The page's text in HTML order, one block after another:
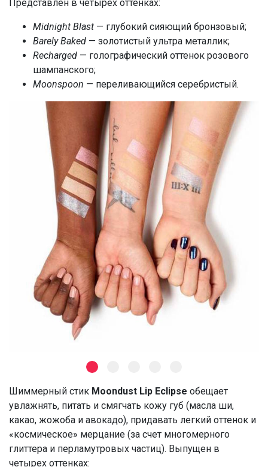
Представлен в четырех оттенках:
Midnight Blast — глубокий сияющий бронзовый;
Barely Baked — золотистый ультра металлик;
Recharged — голографический оттенок розового
шампанского;
Moonspoon — переливающийся серебристый.
Шиммерный стик Moondust Lip Eclipse обещает
увлажнять, питать и смягчать кожу губ (масла ши,
какао, жожоба и авокадо), придавать легкий оттенок и
«космическое» мерцание (за счет многомерного
глиттера и перламутровых частиц). Выпущен в
четырех оттенках: